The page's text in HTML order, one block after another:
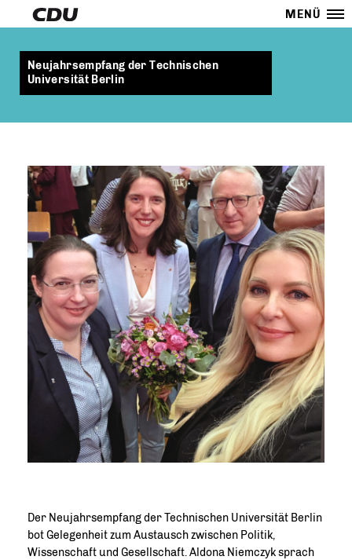
MENÜ
Neujahrsempfang der Technischen
Universität Berlin
Der Neujahrsempfang der Technischen Universität Berlin
bot Gelegenheit zum Austausch zwischen Politik,
Wissenschaft und Gesellschaft. Aldona Niemczyk sprach